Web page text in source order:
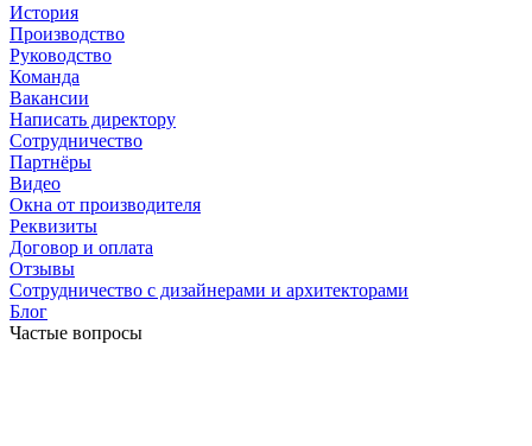
История
Производство
Руководство
Команда
Вакансии
Написать директору
Сотрудничество
Партнёры
Видео
Окна от производителя
Реквизиты
Договор и оплата
Отзывы
Сотрудничество с дизайнерами и архитекторами
Блог
Частые вопросы